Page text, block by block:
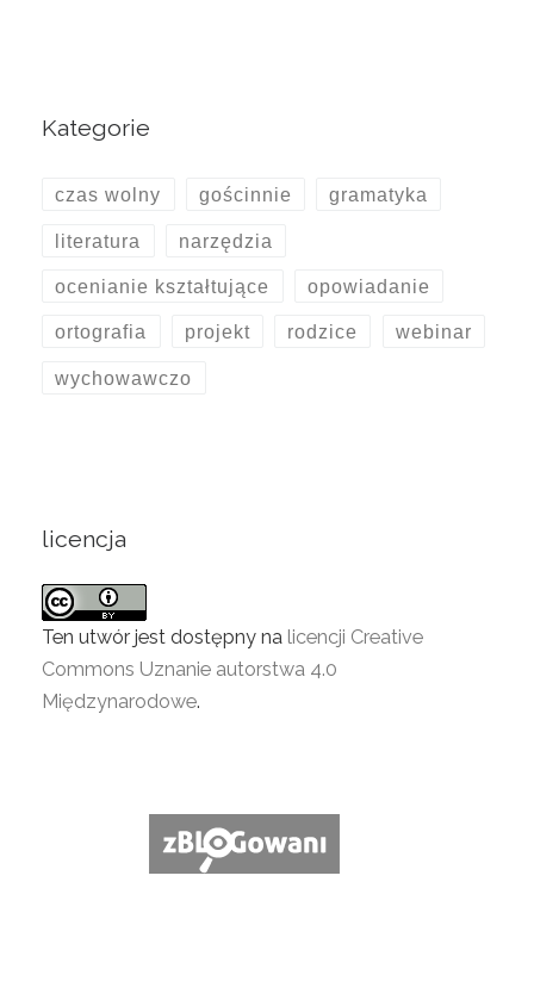
Kategorie
czas wolny gościnnie gramatyka
literatura narzędzia
ocenianie kształtujące opowiadanie
ortografia projekt rodzice webinar
wychowawczo
licencja
Ten utwór jest dostępny na licencji Creative
Commons Uznanie autorstwa 4.0
Międzynarodowe.